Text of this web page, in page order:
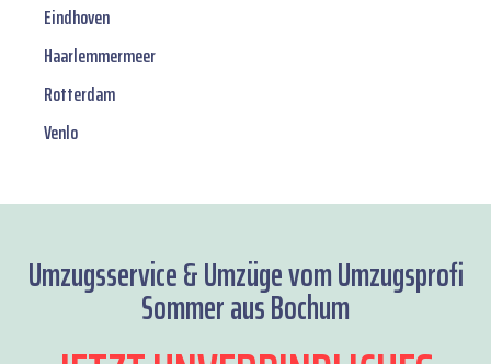
Eindhoven
Haarlemmermeer
Rotterdam
Venlo
Umzugsservice & Umzüge vom Umzugsprofi
Sommer aus Bochum